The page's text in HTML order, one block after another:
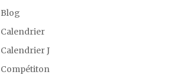
Blog
Calendrier
Calendrier J
Compétiton